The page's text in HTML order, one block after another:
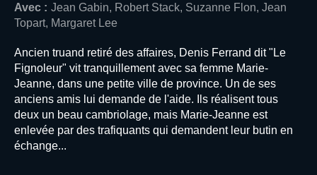
Avec : Jean Gabin, Robert Stack, Suzanne Flon, Jean
Topart, Margaret Lee
Ancien truand retiré des affaires, Denis Ferrand dit "Le
Fignoleur" vit tranquillement avec sa femme Marie-
Jeanne, dans une petite ville de province. Un de ses
anciens amis lui demande de l'aide. Ils réalisent tous
deux un beau cambriolage, mais Marie-Jeanne est
enlevée par des trafiquants qui demandent leur butin en
échange...